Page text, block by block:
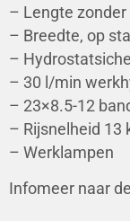
– Lengte
– Breedte, op
–
– 30 l/min
– 23×8.5-12
– Rijsnelheid 13
– Werklampen
Infomeer naar